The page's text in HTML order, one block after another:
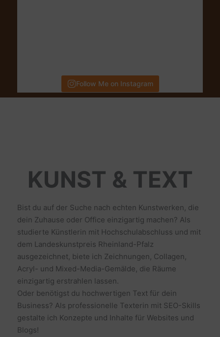
Follow Me on Instagram
KUNST & TEXT
Bist du auf der Suche nach echten Kunstwerken, die
dein Zuhause oder Office einzigartig machen? Als
studierte Künstlerin mit Hochschulabschluss und mit
dem Landeskunstpreis Rheinland-Pfalz
ausgezeichnet, biete ich Zeichnungen, Collagen,
Acryl- und Mixed-Media-Gemälde, die Räume
einzigartig erstrahlen lassen.
Oder benötigst du hochwertigen Text für dein
Business? Als professionelle Texterin mit SEO-Skills
gestalte ich Konzepte und Inhalte für Websites und
Blogs!